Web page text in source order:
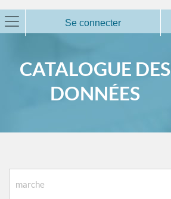
Se connecter
CATALOGUE DES
DONNÉES